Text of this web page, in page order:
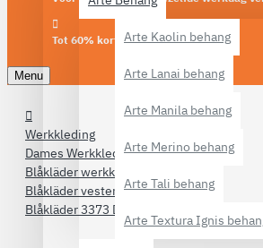
Arte Kaolin behang
Arte Lanai behang
Arte Manila behang
Arte Merino behang
Arte Tali behang
Arte Textura Ignis
Tot 60% korting
Menu
Werkkleding
Dames Werkkleding
Blåkläder werkkleding
Blåkläder vesten
Blåkläder 3373 Dames Hooded Sweatvest